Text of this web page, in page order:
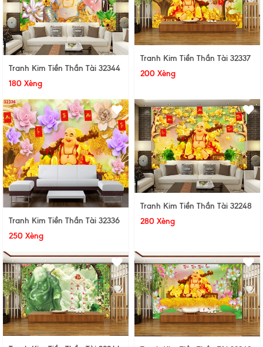
Tranh Kim Tiền Thần Tài 32344
180 Xèng
Tranh Kim Tiền Thần Tài 32337
200 Xèng
Tranh Kim Tiền Thần Tài 32336
250 Xèng
Tranh Kim Tiền Thần Tài 32248
280 Xèng